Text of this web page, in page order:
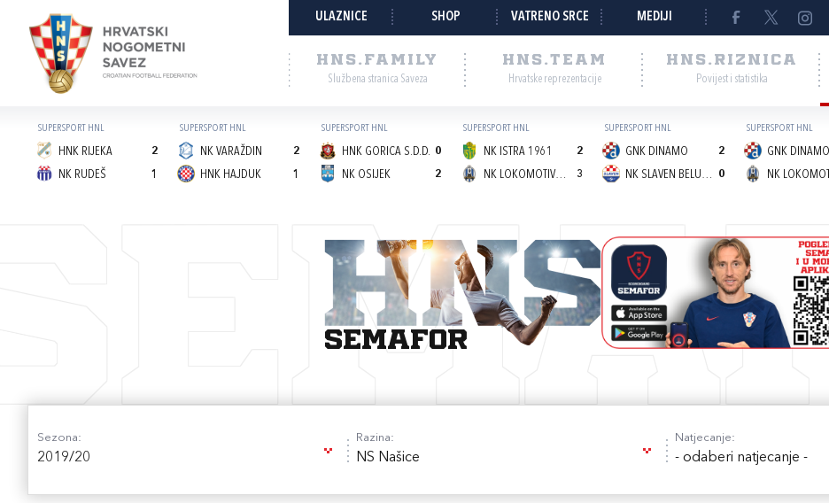
ULAZNICE SHOP VATRENO SRCE MEDIJI
HNS.FAMILY
Službena stranica Saveza
HNS.TEAM
Hrvatske reprezentacije
HNS.RIZNICA
Povijest i statistika
SUPERSPORT HNL
HNK RIJEKA
2
1
NK RUDEŠ
SUPERSPORT HNL
NK VARAŽDIN
2
1
HNK HAJDUK
SUPERSPORT HNL
HNK GORICA S.D.D. 0
2
NK OSIJEK
SUPERSPORT HNL
NK ISTRA 1961
2
3
NK LOKOMOTIVA (Z)
SUPERSPORT HNL
GNK DINAMO
2
0
NK SLAVEN BELUPO
SUPERSPORT HNL
GNK DINAMO
semafor
Sezona:
2019/20
Razina:
NS Našice
Natjecanje:
- odaberi natjecanje -